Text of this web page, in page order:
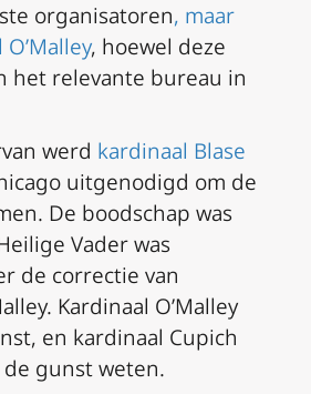
organisatoren, maar
, hoewel deze
het relevante bureau in
werd kardinaal Blase
uitgenodigd om de
De boodschap was
Vader was
de correctie van
Kardinaal O’Malley
en kardinaal Cupich
gunst weten.